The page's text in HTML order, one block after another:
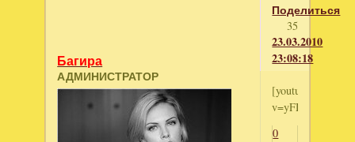
Поделиться
35
23.03.2010
23:08:18
Багира
АДМИНИСТРАТОР
[youtube]http://
0